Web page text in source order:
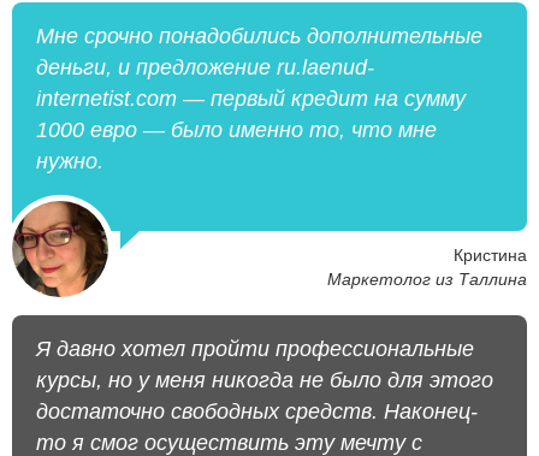
Мне срочно понадобились дополнительные
деньги, и предложение ru.laenud-
internetist.com — первый кредит на сумму
1000 евро — было именно то, что мне
нужно.
Кристина
Маркетолог из Таллина
Я давно хотел пройти профессиональные
курсы, но у меня никогда не было для этого
достаточно свободных средств. Наконец-
то я смог осуществить эту мечту с